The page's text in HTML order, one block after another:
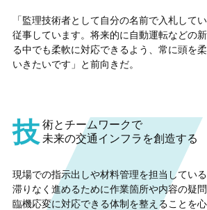
「監理技術者として自分の名前で入札して
従事しています。将来的に自動運転などの
る中でも柔軟に対応できるよう、常に頭を
いきたいです」と前向きだ。
技 術とチームワークで
未来の交通インフラを創造する
現場での指示出しや材料管理を担当してい
滞りなく進めるために作業箇所や内容の疑問
臨機応変に対応できる体制を整えることを心